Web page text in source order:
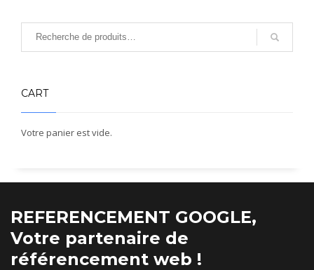
CART
Votre panier est vide.
REFERENCEMENT GOOGLE,
Votre partenaire de
référencement web !